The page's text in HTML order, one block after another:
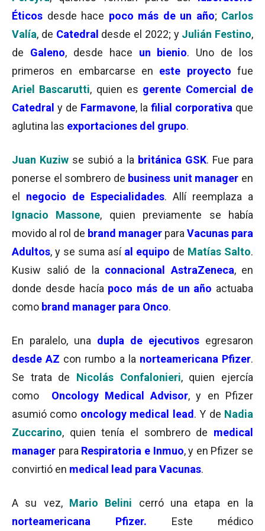
Éticos desde hace poco más de un año; Carlos
Valía, de Catedral desde el 2022; y Julián Festino,
de Galeno, desde hace un bienio. Uno de los
primeros en embarcarse en este proyecto fue
Ariel Bascarutti, quien es gerente Comercial de
Catedral y de Farmavone, la filial corporativa que
aglutina las exportaciones del grupo.
Juan Kuziw se subió a la británica GSK. Fue para
ponerse el sombrero de business unit manager en
el negocio de Especialidades. Allí reemplaza a
Ignacio Massone, quien previamente se había
movido al rol de brand manager para Vacunas para
Adultos, y se suma así al equipo de Matías Salto.
Kusiw salió de la connacional AstraZeneca, en
donde desde hacía poco más de un año actuaba
como brand manager para Onco.
En paralelo, una dupla de ejecutivos egresaron
desde AZ con rumbo a la norteamericana Pfizer.
Se trata de Nicolás Confalonieri, quien ejercía
como Oncology Medical Advisor, y en Pfizer
asumió como oncology medical lead . Y de Nadia
Zuccarino, quien tenía el sombrero de medical
manager para Respiratoria e Inmuo, y en Pfizer se
convirtió en medical lead para Vacunas.
A su vez, Mario Belini cerró una etapa en la
norteamericana Pfizer. Este médico